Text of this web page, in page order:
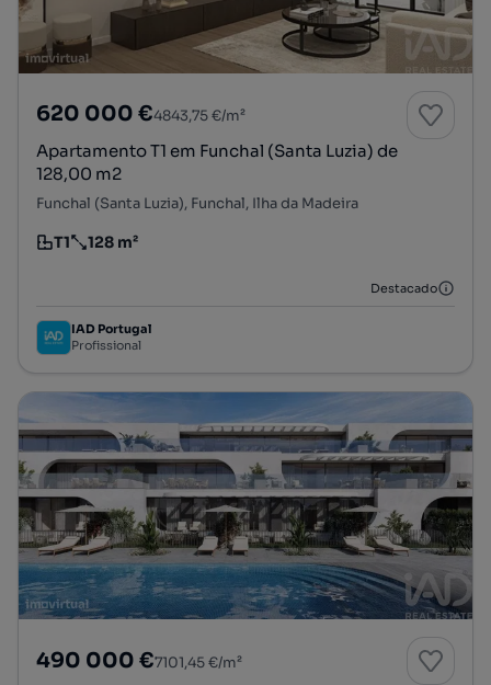
620 000 €4843,75 €/m²
Apartamento T1 em Funchal (Santa Luzia) de
128,00 m2
Funchal (Santa Luzia), Funchal, Ilha da Madeira
Tipologia
T1
Preço por metro quadrado
128 m²
Destacado
IAD Portugal
Profissional
490 000 €7101,45 €/m²